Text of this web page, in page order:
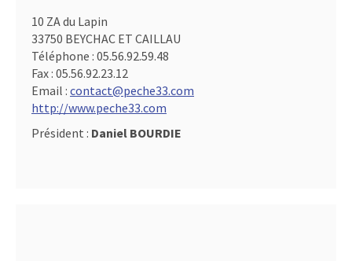
10 ZA du Lapin
33750 BEYCHAC ET CAILLAU
Téléphone : 05.56.92.59.48
Fax : 05.56.92.23.12
Email : contact@peche33.com
http://www.peche33.com
Président : Daniel BOURDIE